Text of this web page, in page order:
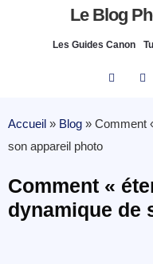
Le Blog
Les Guides Canon
Accueil » Blog » Comment
son appareil photo
Comment «
dynamique de